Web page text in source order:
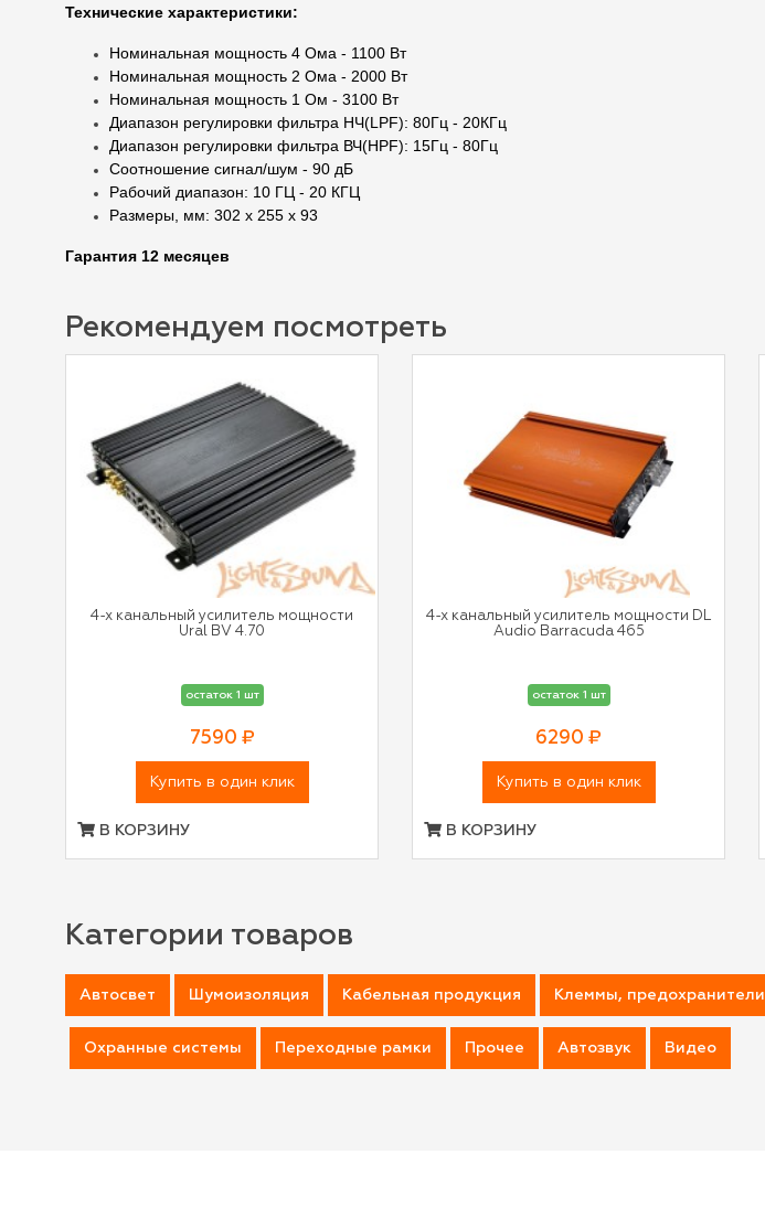
Технические характеристики:
Номинальная мощность 4 Ома - 1100 Вт
Номинальная мощность 2 Ома - 2000 Вт
Номинальная мощность 1 Ом - 3100 Вт
Диапазон регулировки фильтра НЧ(LPF): 80Гц - 20КГц
Диапазон регулировки фильтра ВЧ(HPF): 15Гц - 80Гц
Соотношение сигнал/шум - 90 дБ
Рабочий диапазон: 10 ГЦ - 20 КГЦ
Размеры, мм: 302 х 255 х 93
Гарантия 12 месяцев
Рекомендуем посмотреть
4-х канальный усилитель мощности
Ural BV 4.70
остаток 1 шт
7590 ₽
Купить в один клик
В КОРЗИНУ
4-х канальный усилитель мощности DL
Audio Barracuda 465
остаток 1 шт
6290 ₽
Купить в один клик
В КОРЗИНУ
Категории товаров
Автосвет Шумоизоляция Кабельная продукция Клеммы, предохранители
Охранные системы Переходные рамки Прочее Автозвук Видео